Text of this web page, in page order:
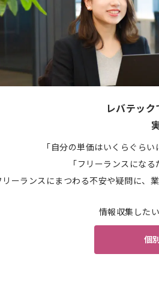
レバテッ
「自分の単価はいくらぐら
「フリーランスにな
リーランスにまつわる不安や疑問に、
情報収集した
個